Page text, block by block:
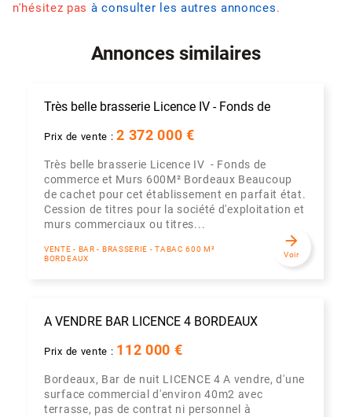
n'hésitez pas à consulter les autres annonces.
Annonces similaires
Très belle brasserie Licence IV - Fonds de
Prix de vente :2 372 000 €
Très belle brasserie Licence IV - Fonds de
commerce et Murs 600M² Bordeaux Beaucoup
de cachet pour cet établissement en parfait état.
Cession de titres pour la société d'exploitation et
murs commerciaux ou titres...
VENTE - BAR - BRASSERIE - TABAC 600 M²
BORDEAUX
arrow_forward
Voir
A VENDRE BAR LICENCE 4 BORDEAUX
Prix de vente : 112 000 €
Bordeaux, Bar de nuit LICENCE 4 A vendre, d'une
surface commercial d'environ 40m2 avec
terrasse, pas de contrat ni personnel à